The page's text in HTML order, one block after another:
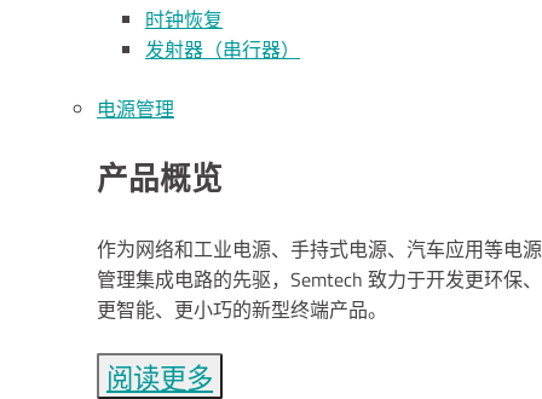
时钟恢复
发射器（串行器）
电源管理
产品概览
作为网络和工业电源、手持式电源、汽车应用等电源
管理集成电路的先驱，Semtech 致力于开发更环保、
更智能、更小巧的新型终端产品。
阅读更多